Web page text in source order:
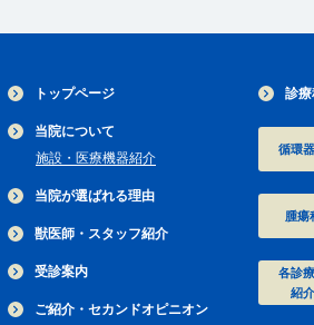
トップページ
当院について
施設・医療機器紹介
当院が選ばれる理由
獣医師・スタッフ紹介
受診案内
ご紹介・セカンドオピニオン
診
循環
腫瘍
各診
紹介